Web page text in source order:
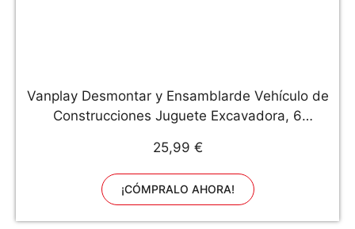
Vanplay Desmontar y Ensamblarde Vehículo de
Construcciones Juguete Excavadora, 6
Niña de 3 Años
25,99 €
¡CÓMPRALO AHORA!